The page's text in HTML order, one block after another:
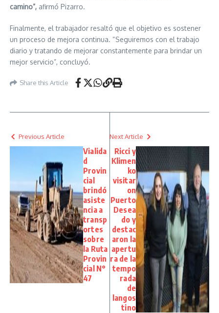
camino”, afirmó Pizarro.
Finalmente, el trabajador resaltó que el objetivo es sostener
un proceso de mejora continua. “Seguiremos con el trabajo
diario y tratando de mejorar constantemente para brindar un
mejor servicio”, concluyó.
Share this Article
Previous Article
Vialida
d
Provin
cial
brindó
asiste
ncia a
transp
ortes
sobre
la Ruta
Provin
cial N°
47
Next Article
Ricci y
Klimen
ko
visitar
on
Puerto
Desea
do y
destac
aron la
apertu
ra de la
tempo
rada
de
langos
tino